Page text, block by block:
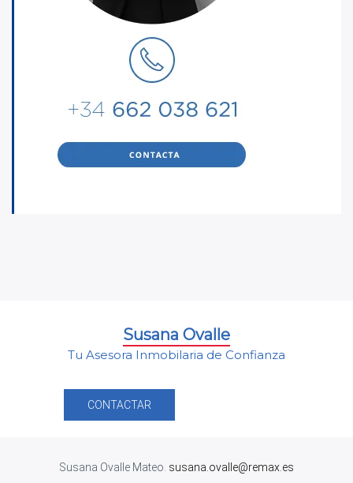
Susana Ovalle
Tu Asesora Inmobilaria de Confianza
CONTACTAR
Susana Ovalle Mateo. susana.ovalle@remax.es